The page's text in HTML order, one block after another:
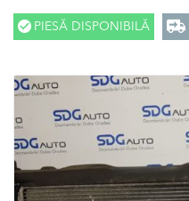
PIESĂ DISPONIBILĂ